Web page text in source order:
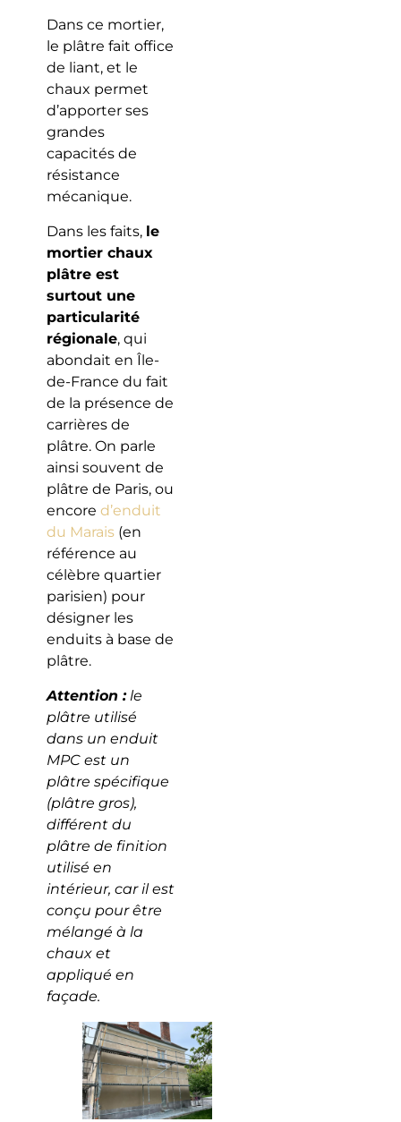
Dans ce mortier,
le plâtre fait office
de liant, et le
chaux permet
d’apporter ses
grandes
capacités de
résistance
mécanique.
Dans les faits, le
mortier chaux
plâtre est
surtout une
particularité
régionale, qui
abondait en Île-
de-France du fait
de la présence de
carrières de
plâtre. On parle
ainsi souvent de
plâtre de Paris, ou
encore d’enduit
du Marais(en
référence au
célèbre quartier
parisien) pour
désigner les
enduits à base de
plâtre.
Attention :le
plâtre utilisé
dans un enduit
MPC est un
plâtre spécifique
(plâtre gros),
différent du
plâtre de finition
utilisé en
intérieur, car il est
conçu pour être
mélangé à la
chaux et
appliqué en
façade.